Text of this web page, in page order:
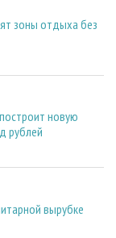
зоны отдыха без
новую
рублей
вырубке